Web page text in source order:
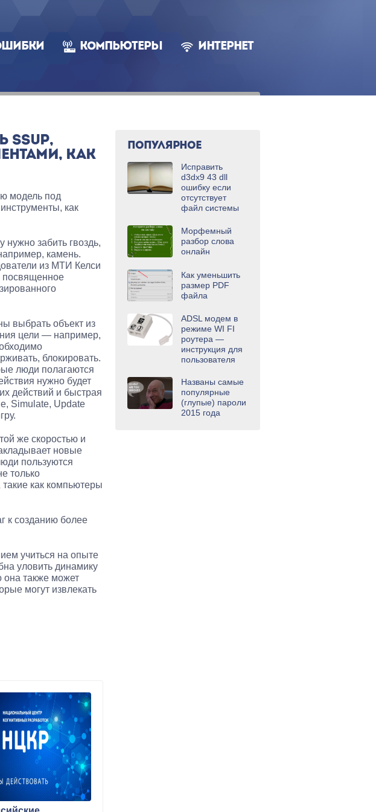
КОМПЬЮТЕРЫ ИНТЕРНЕТ
КАК
модель под
как
забить гвоздь,
камень.
из МТИ Келси
посвященное
выбрать объект из
цели — например,
блокировать.
люди полагаются
нужно будет
действий и быстрая
Simulate, Update
же скоростью и
новые
пользуются
только
как компьютеры
к созданию более
учиться на опыте
уловить динамику
она также может
могут извлекать
ПОПУЛЯРНОЕ
Исправить
d3dx9 43 dll
ошибку если
отсутствует
файл системы
Морфемный
разбор слова
онлайн
Как уменьшить
размер PDF
файла
ADSL модем в
режиме WI FI
роутера —
инструкция для
пользователя
Названы самые
популярные
(глупые) пароли
2015 года